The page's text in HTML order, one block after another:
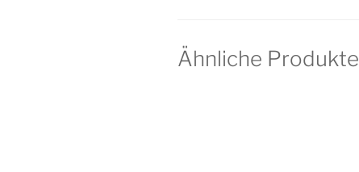
Ähnliche Produkte